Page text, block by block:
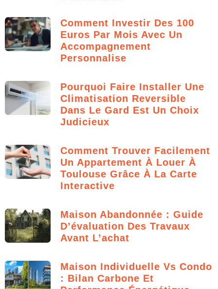
Comment Investir Des 100
Euros Par Mois Avec Un
Accompagnement
Personnalise
Pourquoi Faire Installer Une
Climatisation Reversible
Dans Le Gard Est Un Choix
Judicieux
Comment Trouver Facilement
Un Appartement À Louer À
Toulouse Grâce À La Carte
Interactive
Maison Abandonnée : Guide
D’évaluation Des Travaux
Avant L’achat
Maison Individuelle Vs Condo
: Bilan Carbone Et